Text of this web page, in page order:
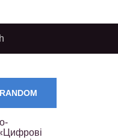
RANDOM